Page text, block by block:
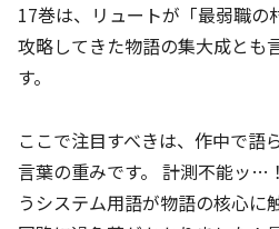
17巻は、リュートが「最弱職の
攻略してきた物語の集大成とも
す。
ここで注目すべきは、作中で語
言葉の重みです。 計測不能ッ…
うシステム用語が物語の核心に